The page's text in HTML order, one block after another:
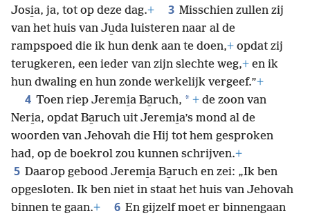
Josi̱a, ja, tot op deze dag.+ 3 Misschien zullen zij
van het huis van Ju̱da luisteren naar al de
rampspoed die ik hun denk aan te doen,+ opdat zij
terugkeren, een ieder van zijn slechte weg,+ en ik
hun dwaling en hun zonde werkelijk vergeef.”+
4 Toen riep Jeremi̱a Ba̱ruch, * + de zoon van
Neri̱a, opdat Ba̱ruch uit Jeremi̱a’s mond al de
woorden van Jehovah die Hij tot hem gesproken
had, op de boekrol zou kunnen schrijven.+
5 Daarop gebood Jeremi̱a Ba̱ruch en zei: „Ik ben
opgesloten. Ik ben niet in staat het huis van Jehovah
binnen te gaan.+ 6 En gijzelf moet er binnengaan